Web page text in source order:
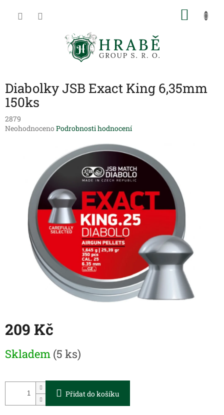
Diabolky JSB Exact King 6,35mm
150ks
2879
Průměrné
hvězdiček.
Neohodnoceno Podrobnosti hodnocení
209 Kč
cena:
Skladem (5 ks)
Přidat do košíku